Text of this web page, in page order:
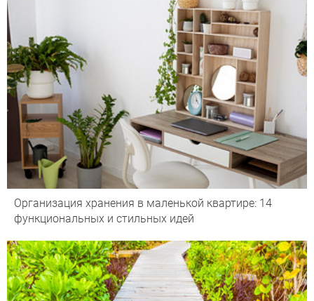
Организация хранения в маленькой квартире: 14
функциональных и стильных идей